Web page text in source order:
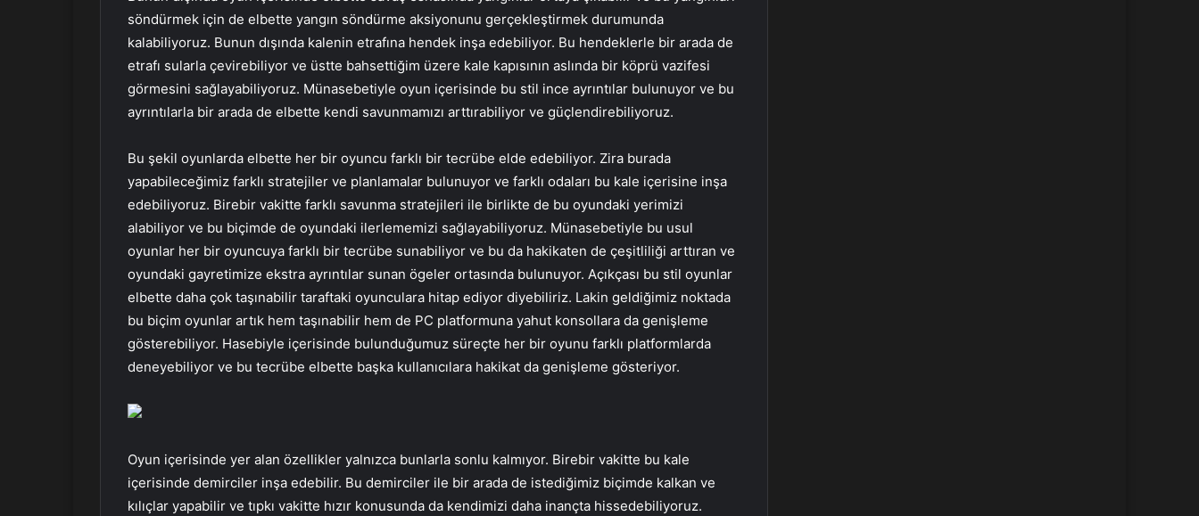
söndürmek için de elbette yangın söndürme aksiyonunu gerçekleştirmek durumunda
kalabiliyoruz. Bunun dışında kalenin etrafına hendek inşa edebiliyor. Bu hendeklerle bir arada de
etrafı sularla çevirebiliyor ve üstte bahsettiğim üzere kale kapısının aslında bir köprü vazifesi
görmesini sağlayabiliyoruz. Münasebetiyle oyun içerisinde bu stil ince ayrıntılar bulunuyor ve bu
ayrıntılarla bir arada de elbette kendi savunmamızı arttırabiliyor ve güçlendirebiliyoruz.
Bu şekil oyunlarda elbette her bir oyuncu farklı bir tecrübe elde edebiliyor. Zira burada
yapabileceğimiz farklı stratejiler ve planlamalar bulunuyor ve farklı odaları bu kale içerisine inşa
edebiliyoruz. Birebir vakitte farklı savunma stratejileri ile birlikte de bu oyundaki yerimizi
alabiliyor ve bu biçimde de oyundaki ilerlememizi sağlayabiliyoruz. Münasebetiyle bu usul
oyunlar her bir oyuncuya farklı bir tecrübe sunabiliyor ve bu da hakikaten de çeşitliliği arttıran ve
oyundaki gayretimize ekstra ayrıntılar sunan ögeler ortasında bulunuyor. Açıkçası bu stil oyunlar
elbette daha çok taşınabilir taraftaki oyunculara hitap ediyor diyebiliriz. Lakin geldiğimiz noktada
bu biçim oyunlar artık hem taşınabilir hem de PC platformuna yahut konsollara da genişleme
gösterebiliyor. Hasebiyle içerisinde bulunduğumuz süreçte her bir oyunu farklı platformlarda
deneyebiliyor ve bu tecrübe elbette başka kullanıcılara hakikat da genişleme gösteriyor.
Oyun içerisinde yer alan özellikler yalnızca bunlarla sonlu kalmıyor. Birebir vakitte bu kale
içerisinde demirciler inşa edebilir. Bu demirciler ile bir arada de istediğimiz biçimde kalkan ve
kılıçlar yapabilir ve tıpkı vakitte hızır konusunda da kendimizi daha inançta hissedebiliyoruz.